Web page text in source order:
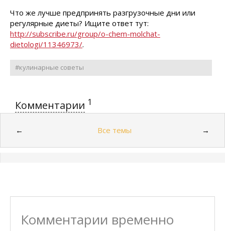
Что же лучше предпринять разгрузочные дни или
регулярные диеты? Ищите ответ тут:
http://subscribe.ru/group/o-chem-molchat-
dietologi/11346973/.
#кулинарные советы
Комментарии 1
← Все темы →
Комментарии временно